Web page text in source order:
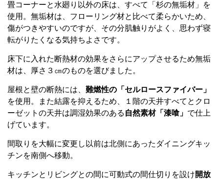
畳コーナーと水廻り以外の床は、すべて「杉の無垢材」を
使用。 無垢材は、フローリング材と比べて柔らかいため、
傷がつきやすいのですが、 その分肌触りがよく、思わず寝
転がりたくなる気持ちよさです。
床下に入れた断熱材の効果をさらにアップさせるため無垢
材は、厚さ３㎝のものを選びました。
屋根と壁の断熱には、 難燃性の「セルロースファイバー」
を使用。
また結露を抑えるため、１階の天井すべてとクロ
ーゼットの天井は調湿効果のある 自然素材「漆喰」 で仕上
げています。
間取りを大幅に変更し 以前は北側にあったダイニングキッ
チンを南側へ移動。
キッチンとリビングとの間に可動式の間仕切りを設け開放